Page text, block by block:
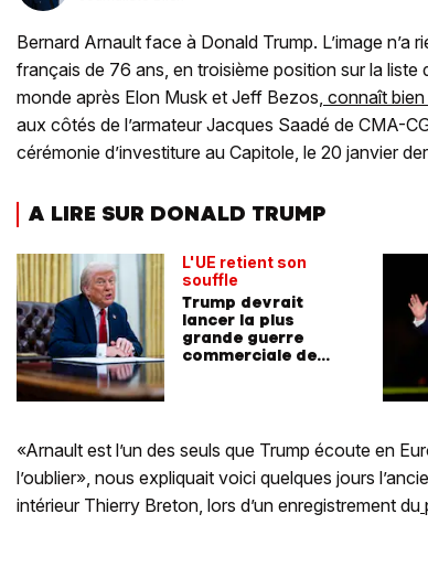
Bernard Arnault face à Donald Trump. L’image n’a
français de 76 ans, en troisième position sur la liste
monde après Elon Musk et Jeff Bezos, connaît
aux côtés de l’armateur Jacques Saadé de CMA-
cérémonie d’investiture au Capitole, le 20 janvier
A LIRE SUR DONALD TRUMP
L'UE retient son
souffle
Trump devrait
lancer la plus
grande guerre
commerciale de
«Arnault est l’un des seuls que Trump écoute en
l’oublier», nous expliquait voici quelques jours
intérieur Thierry Breton, lors d’un enregistrement du